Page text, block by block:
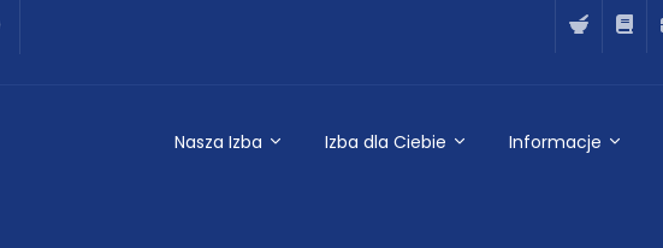
Nasza Izba Izba dla Ciebie Informacje